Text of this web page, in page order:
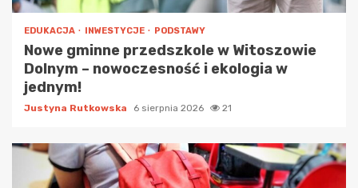
EDUKACJA INWESTYCJE PODSTAWY
Nowe gminne przedszkole w Witoszowie
Dolnym – nowoczesność i ekologia w
jednym!
Justyna Rutkowska 6 sierpnia 2026 21